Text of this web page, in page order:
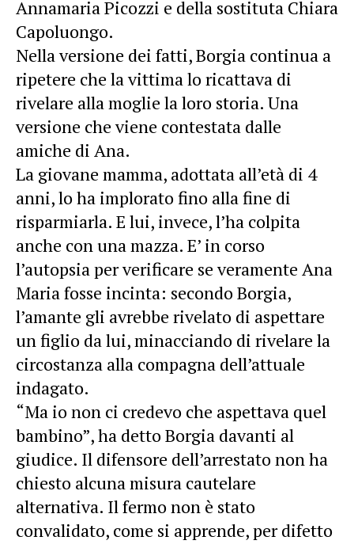
Annamaria Picozzi e della sostituta Chiara
Capoluongo.
Nella versione dei fatti, Borgia continua a
ripetere che la vittima lo ricattava di
rivelare alla moglie la loro storia. Una
versione che viene contestata dalle
amiche di Ana.
La giovane mamma, adottata all’età di 4
anni, lo ha implorato fino alla fine di
risparmiarla. E lui, invece, l’ha colpita
anche con una mazza. E’ in corso
l’autopsia per verificare se veramente Ana
Maria fosse incinta: secondo Borgia,
l’amante gli avrebbe rivelato di aspettare
un figlio da lui, minacciando di rivelare la
circostanza alla compagna dell’attuale
indagato.
“Ma io non ci credevo che aspettava quel
bambino”, ha detto Borgia davanti al
giudice. Il difensore dell’arrestato non ha
chiesto alcuna misura cautelare
alternativa. Il fermo non è stato
convalidato, come si apprende, per difetto